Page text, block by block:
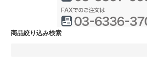
商品絞り込み検索